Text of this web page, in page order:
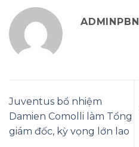
ADMINPBN
Juventus bổ nhiệm
Damien Comolli làm Tổng
giám đốc, kỳ vọng lớn lao